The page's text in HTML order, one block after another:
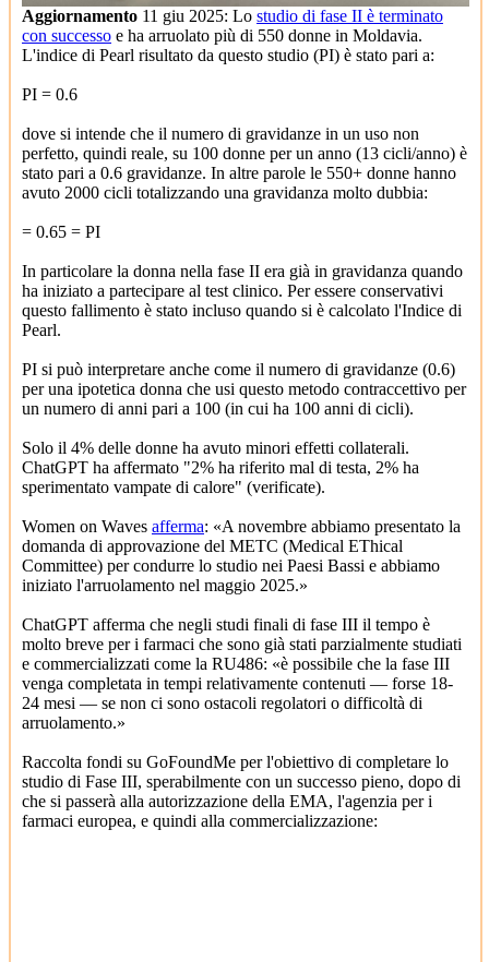
Aggiornamento 11 giu 2025: Lo studio di fase II è terminato
con successo e ha arruolato più di 550 donne in Moldavia.
L'indice di Pearl risultato da questo studio (PI) è stato pari a:
PI = 0.6
dove si intende che il numero di gravidanze in un uso non
perfetto, quindi reale, su 100 donne per un anno (13 cicli/anno) è
stato pari a 0.6 gravidanze. In altre parole le 550+ donne hanno
avuto 2000 cicli totalizzando una gravidanza molto dubbia:
= 0.65 = PI
In particolare la donna nella fase II era già in gravidanza quando
ha iniziato a partecipare al test clinico. Per essere conservativi
questo fallimento è stato incluso quando si è calcolato l'Indice di
Pearl.
PI si può interpretare anche come il numero di gravidanze (0.6)
per una ipotetica donna che usi questo metodo contraccettivo per
un numero di anni pari a 100 (in cui ha 100 anni di cicli).
Solo il 4% delle donne ha avuto minori effetti collaterali.
ChatGPT ha affermato "2% ha riferito mal di testa, 2% ha
sperimentato vampate di calore" (verificate).
Women on Waves afferma: «A novembre abbiamo presentato la
domanda di approvazione del METC (Medical EThical
Committee) per condurre lo studio nei Paesi Bassi e abbiamo
iniziato l'arruolamento nel maggio 2025.»
ChatGPT afferma che negli studi finali di fase III il tempo è
molto breve per i farmaci che sono già stati parzialmente studiati
e commercializzati come la RU486: «è possibile che la fase III
venga completata in tempi relativamente contenuti — forse 18-
24 mesi — se non ci sono ostacoli regolatori o difficoltà di
arruolamento.»
Raccolta fondi su GoFoundMe per l'obiettivo di completare lo
studio di Fase III, sperabilmente con un successo pieno, dopo di
che si passerà alla autorizzazione della EMA, l'agenzia per i
farmaci europea, e quindi alla commercializzazione: